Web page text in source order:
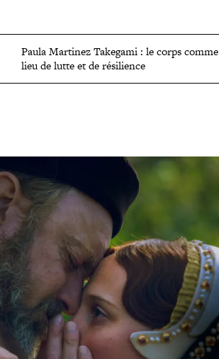
Paula Martinez Takegami : le corps comme
lieu de lutte et de résilience